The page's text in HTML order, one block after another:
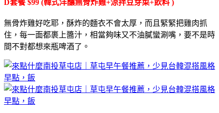
D套餐 $99 (韓式洋釀無骨炸雞+涼拌豆芽菜+飲料 )
無骨炸雞好吃耶，酥炸的麵衣不會太厚，而且緊緊把雞肉抓
住，每一面都裹上醬汁，相當夠味又不油膩蠻涮嘴，要不是時
間不對都想來瓶啤酒了。